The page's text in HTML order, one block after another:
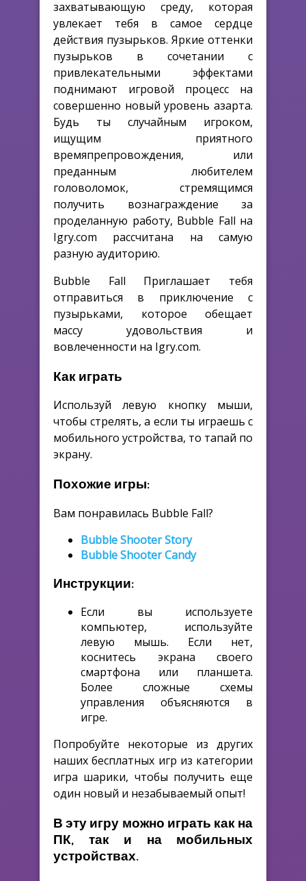
захватывающую среду, которая
увлекает тебя в самое сердце
действия пузырьков. Яркие оттенки
пузырьков в сочетании с
привлекательными эффектами
поднимают игровой процесс на
совершенно новый уровень азарта.
Будь ты случайным игроком,
ищущим приятного
времяпрепровождения, или
преданным любителем
головоломок, стремящимся
получить вознаграждение за
проделанную работу, Bubble Fall на
Igry.com рассчитана на самую
разную аудиторию.
Bubble Fall Приглашает тебя
отправиться в приключение с
пузырьками, которое обещает
массу удовольствия и
вовлеченности на Igry.com.
Как играть
Используй левую кнопку мыши,
чтобы стрелять, а если ты играешь с
мобильного устройства, то тапай по
экрану.
Похожие игры:
Вам понравилась Bubble Fall?
Bubble Shooter Story
Bubble Shooter Candy
Инструкции:
Если вы используете
компьютер, используйте
левую мышь. Если нет,
коснитесь экрана своего
смартфона или планшета.
Более сложные схемы
управления объясняются в
игре.
Попробуйте некоторые из других
наших бесплатных игр из категории
игра шарики, чтобы получить еще
один новый и незабываемый опыт!
В эту игру можно играть как на
ПК, так и на мобильных
устройствах.